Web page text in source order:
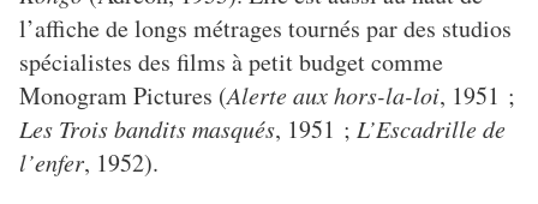
l’affiche de longs métrages tournés par des studios
spécialistes des films à petit budget comme
Monogram Pictures (Alerte aux hors-la-loi, 1951 ;
Les Trois bandits masqués, 1951 ; L’Escadrille de
l’enfer, 1952).